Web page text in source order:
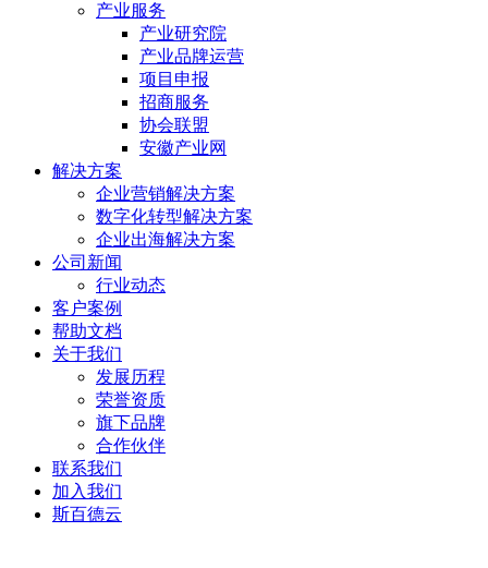
产业服务
产业研究院
产业品牌运营
项目申报
招商服务
协会联盟
安徽产业网
解决方案
企业营销解决方案
数字化转型解决方案
企业出海解决方案
公司新闻
行业动态
客户案例
帮助文档
关于我们
发展历程
荣誉资质
旗下品牌
合作伙伴
联系我们
加入我们
斯百德云